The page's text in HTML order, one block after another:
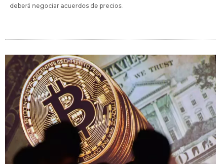
deberá negociar acuerdos de precios.